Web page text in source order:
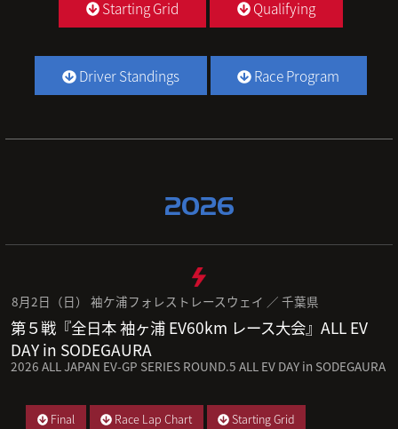
Starting Grid Qualifying
Driver Standings Race Program
2026
8月2日（日） 袖ケ浦フォレストレースウェイ ／ 千葉県
第５戦『全日本 袖ヶ浦 EV60km レース大会』ALL EV
DAY in SODEGAURA
2026 ALL JAPAN EV-GP SERIES ROUND.5 ALL EV DAY in SODEGAURA
Final Race Lap Chart
Starting Grid